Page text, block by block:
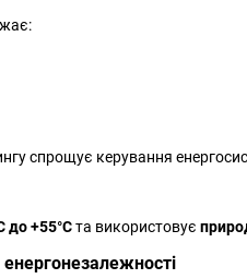
спрощує керування
до +55°Cта використовує